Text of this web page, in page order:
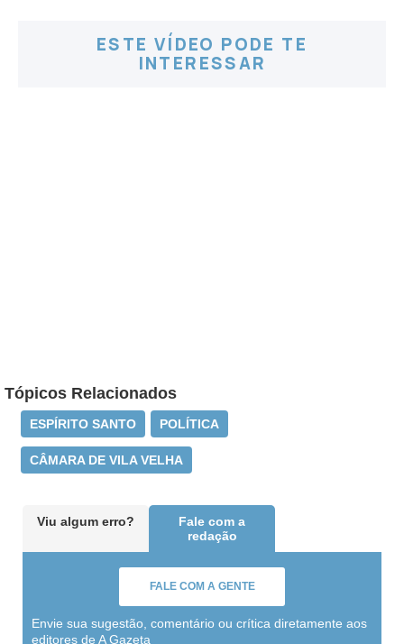
ESTE VÍDEO PODE TE
INTERESSAR
Tópicos Relacionados
ESPÍRITO SANTO POLÍTICA
CÂMARA DE VILA VELHA
Viu algum erro?
Fale com a
redação
FALE COM A GENTE
Envie sua sugestão, comentário ou crítica diretamente aos
editores de A Gazeta